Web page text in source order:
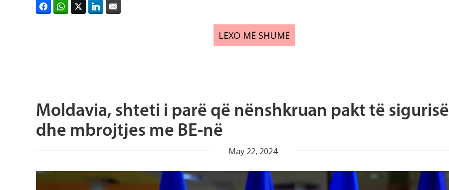
LEXO MË SHUMË
Moldavia, shteti i parë që nënshkruan pakt të sigurisë
dhe mbrojtjes me BE-në
May 22, 2024